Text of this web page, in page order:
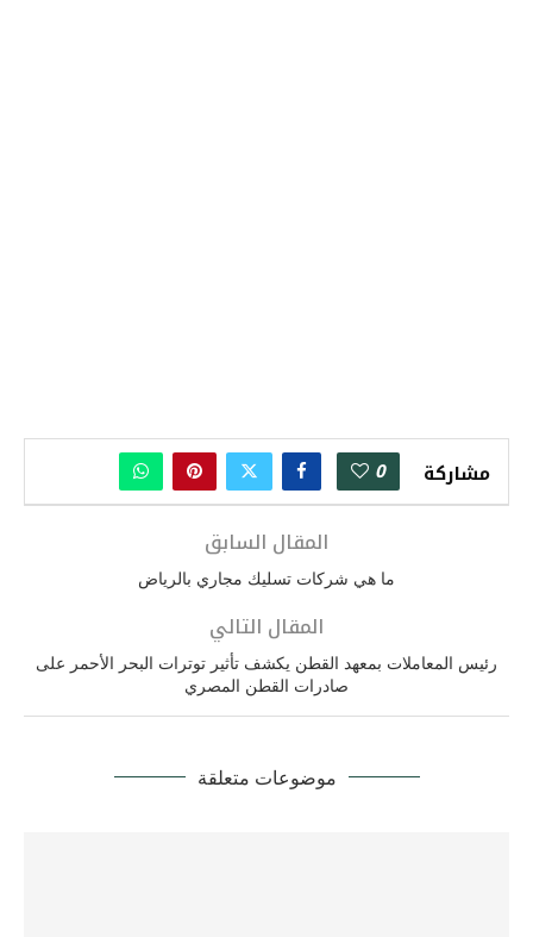
مشاركة 0
المقال السابق
ما هي شركات تسليك مجاري بالرياض
المقال التالي
رئيس المعاملات بمعهد القطن يكشف تأثير توترات البحر الأحمر على
صادرات القطن المصري
موضوعات متعلقة